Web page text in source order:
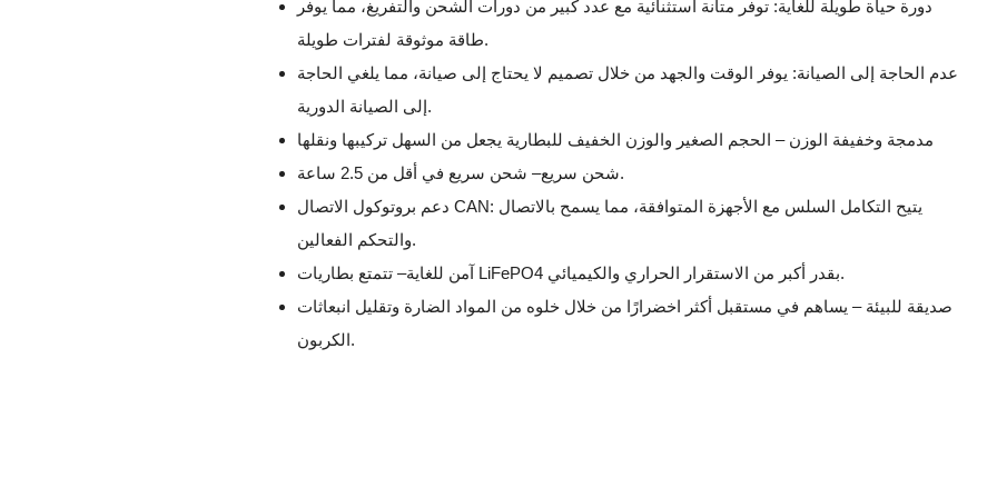
دورة حياة طويلة للغاية: توفر متانة استثنائية مع عدد كبير من دورات الشحن والتفريغ، مما يوفر
طاقة موثوقة لفترات طويلة.
عدم الحاجة إلى الصيانة: يوفر الوقت والجهد من خلال تصميم لا يحتاج إلى صيانة، مما يلغي الحاجة
إلى الصيانة الدورية.
مدمجة وخفيفة الوزن – الحجم الصغير والوزن الخفيف للبطارية يجعل من السهل تركيبها ونقلها
شحن سريع– شحن سريع في أقل من 2.5 ساعة.
دعم بروتوكول الاتصال CAN: يتيح التكامل السلس مع الأجهزة المتوافقة، مما يسمح بالاتصال
والتحكم الفعالين.
آمن للغاية– تتمتع بطاريات LiFePO4 بقدر أكبر من الاستقرار الحراري والكيميائي.
صديقة للبيئة – يساهم في مستقبل أكثر اخضرارًا من خلال خلوه من المواد الضارة وتقليل انبعاثات
الكربون.